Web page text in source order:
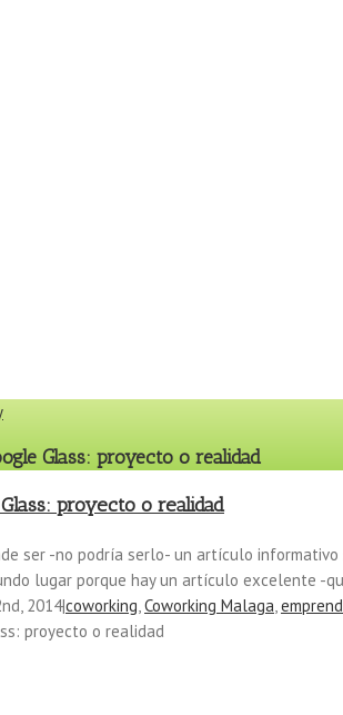
Glass: proyecto o realidad
proyecto o realidad
ser -no podría serlo- un artículo
lugar porque hay un artículo excelente -
2014|coworking,Coworking Malaga,
proyecto o realidad